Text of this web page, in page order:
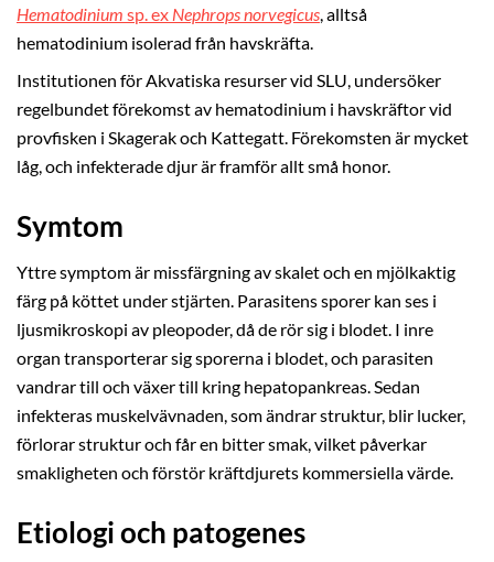
Hematodinium sp. ex Nephrops norvegicus, alltså
hematodinium isolerad från havskräfta.
Institutionen för Akvatiska resurser vid SLU, undersöker
regelbundet förekomst av hematodinium i havskräftor vid
provfisken i Skagerak och Kattegatt. Förekomsten är mycket
låg, och infekterade djur är framför allt små honor.
Symtom
Yttre symptom är missfärgning av skalet och en mjölkaktig
färg på köttet under stjärten. Parasitens sporer kan ses i
ljusmikroskopi av pleopoder, då de rör sig i blodet. I inre
organ transporterar sig sporerna i blodet, och parasiten
vandrar till och växer till kring hepatopankreas. Sedan
infekteras muskelvävnaden, som ändrar struktur, blir lucker,
förlorar struktur och får en bitter smak, vilket påverkar
smakligheten och förstör kräftdjurets kommersiella värde.
Etiologi och patogenes